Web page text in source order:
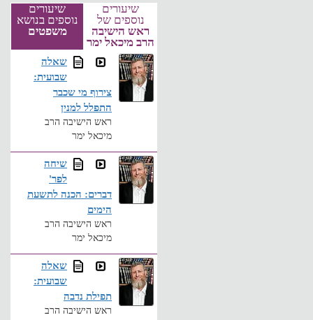
שיעורים
נוספים של
ראש הישיבה
הרב מיכאל ימר
שיעורים
נוספים בנושא
משפטים
שאלה
שבועית:
צירוף מי שכבר
התפלל למנין
ראש הישיבה הרב
מיכאל ימר
שיחה
לפר'
דברים: הכנה לתשעת
הימים
ראש הישיבה הרב
מיכאל ימר
שאלה
שבועית:
תפילת נדבה
ראש הישיבה הרב